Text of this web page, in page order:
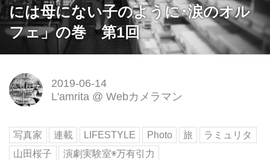
には母にない子のように･涙のオル
フェ」の巻 第1回
2019-06-14
L'amrita @ Webカメラマン
写真家 連載 LIFESTYLE Photo 旅
ラミュリタ
山田桜子
演劇実験室◉万有引力